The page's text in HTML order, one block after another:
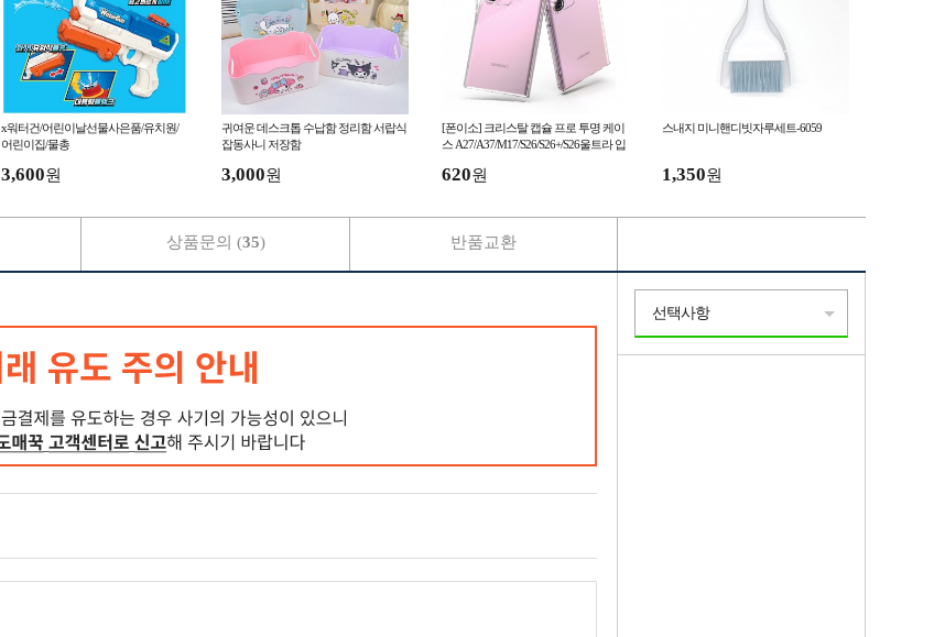
x워터건/어린이날선물사은품/유치원/
어린이집/물총
3,600원
귀여운 데스크톱 수납함 정리함 서랍식
잡동사니 저장함
3,000원
[폰이소] 크리스탈 캡슐 프로 투명 케이
스 A27/A37/M17/S26/S26+/S26울트라 입
620원
스내지 미니핸디빗자루세트-6059
1,350원
상품문의 (35) 반품교환
선택사항